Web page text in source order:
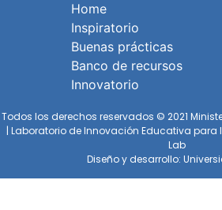
Home
Inspiratorio
Buenas prácticas
Banco de recursos
Innovatorio
Todos los derechos reservados © 2021
| Laboratorio de Innovación Educativa para
Lab
Diseño y desarrollo: